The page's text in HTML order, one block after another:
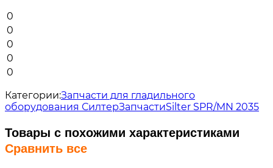
0
0
0
0
0
Категории:Запчасти для гладильного
оборудования СилтерЗапчастиSilter SPR/MN 2035
Товары с похожими характеристиками
Сравнить все